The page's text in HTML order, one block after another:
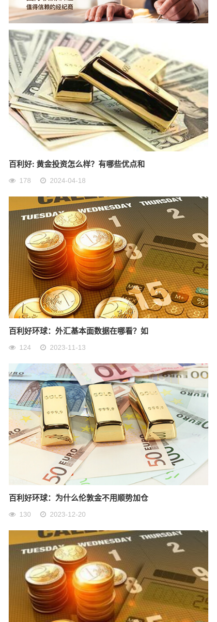
百利好: 黄金投资怎么样？有哪些优点和
178 2024-04-18
百利好环球：外汇基本面数据在哪看？如
124 2023-11-13
百利好环球：为什么伦敦金不用顺势加仓
130 2023-12-20